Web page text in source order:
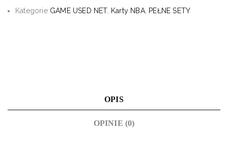
Kategorie GAME USED NET, Karty NBA, PEŁNE SETY
OPIS
OPINIE (0)